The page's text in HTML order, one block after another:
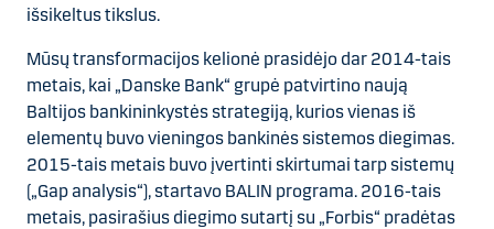
išsikeltus tikslus.
Mūsų transformacijos kelionė prasidėjo dar 2014-tais
metais, kai „Danske Bank“ grupė patvirtino naują
Baltijos bankininkystės strategiją, kurios vienas iš
elementų buvo vieningos bankinės sistemos diegimas.
2015-tais metais buvo įvertinti skirtumai tarp sistemų
(„Gap analysis“), startavo BALIN programa. 2016-tais
metais, pasirašius diegimo sutartį su „Forbis“ pradėtas